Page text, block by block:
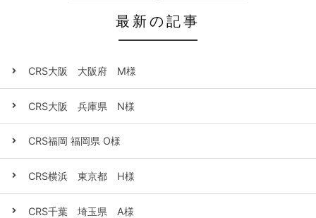
最新の記事
CRS大阪 大阪府 M様
CRS大阪 兵庫県 N様
CRS福岡 福岡県 O様
CRS横浜 東京都 H様
CRS千葉 埼玉県 A様